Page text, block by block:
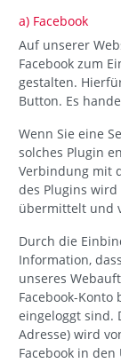
a) Facebook
Auf unserer
Facebook zum
gestalten.
Button. Es
Wenn Sie eine
solches Plugin
Verbindung mit
des Plugins
übermittelt und
Durch die
Information,
unseres
Facebook-
eingeloggt sind.
Adresse) wird
Facebook in